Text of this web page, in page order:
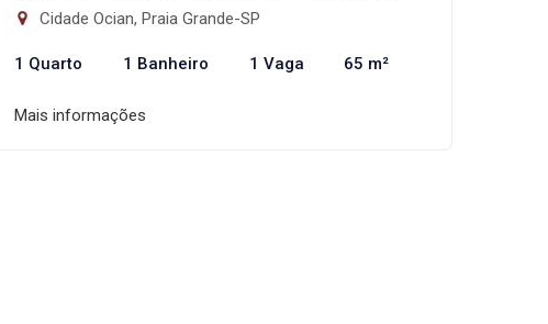
Cidade Ocian, Praia Grande-SP
1 Quarto 1 Banheiro 1 Vaga 65 m²
Mais informações